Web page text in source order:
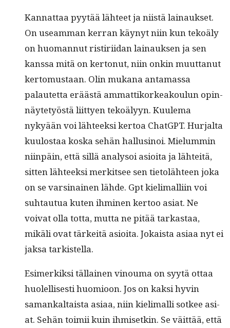
Kan­nat­taa pyytää läh­teet ja niistä lain­auk­set.
On use­am­man ker­ran käynyt niin kun tekoä­ly
on huo­man­nut ris­tiri­idan lain­auk­sen ja sen
kanssa mitä on ker­tonut, niin onkin muut­tanut
ker­to­mus­taan. Olin mukana anta­mas­sa
palautet­ta eräästä ammat­tiko­rkeak­oulun opin­
näyte­työstä liit­tyen tekoä­lyyn. Kuule­ma
nykyään voi läh­teek­si ker­toa Chat­G­PT. Hur­jal­ta
kuu­lostaa kos­ka sehän hal­lusi­noi. Mielum­min
niin­päin, että sil­lä analysoi asioi­ta ja lähteitä,
sit­ten läh­teek­si merk­it­see sen tietoläh­teen joka
on se varsi­nainen lähde. Gpt kie­li­malli­in voi
suh­tau­tua kuten ihmi­nen ker­too asi­at. Ne
voivat olla tot­ta, mut­ta ne pitää tarkas­taa,
mikäli ovat tärkeitä asioi­ta. Jokaista asi­aa nyt ei
jak­sa tarkistella.
Esimerkik­si täl­lainen vinouma on syytä ottaa
huolel­lis­es­ti huomioon. Jos on kak­si hyvin
samankaltaista asi­aa, niin kie­li­malli sot­kee asi­
at. Sehän toimii kuin ihmisetkin. Se väit­tää, että